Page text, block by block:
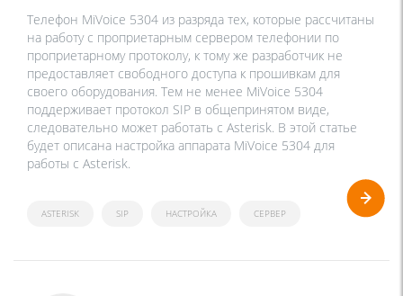
Телефон MiVoice 5304 из разряда тех, которые рассчитаны
на работу с проприетарным сервером телефонии по
проприетарному протоколу, к тому же разработчик не
предоставляет свободного доступа к прошивкам для
своего оборудования. Тем не менее MiVoice 5304
поддерживает протокол SIP в общепринятом виде,
следовательно может работать с Asterisk. В этой статье
будет описана настройка аппарата MiVoice 5304 для
работы с Asterisk.
ASTERISK SIP НАСТРОЙКА СЕРВЕР